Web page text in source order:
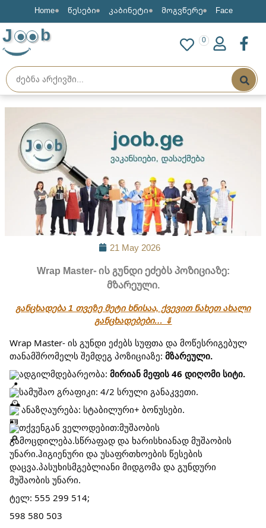
Home წესები კაბინეტი მოგვწერე Face
J b 0
21 May 2026
Wrap Master- ის გუნდი ეძებს პოზიციაზე:
მზარეული.
განცხადება 1 თვეზე მეტი ხნისაა, ქვევით ნახეთ ახალი
განცხადებები… ⇓
Wrap Master- ის გუნდი ეძებს სუფთა და მოწესრიგებულ
თანამშრომელს შემდეგ პოზიციაზე: მზარეული.
ადგილმდებარეობა: მირიან მეფის 46 დიღომი სიტი.
სამუშაო გრაფიკი: 4/2 სრული განაკვეთი.
ანაზღაურება: სტაბილური+ ბონუსები.
თქვენგან ველოდებით:მუშაობის
გამოცდილება.სწრაფად და ხარისხიანად მუშაობის
უნარი.ჰიგიენური და უსაფრთხოების წესების
დაცვა.პასუხისმგებლიანი მიდგომა და გუნდური
მუშაობის უნარი.
ტელ: 555 299 514;
598 580 503